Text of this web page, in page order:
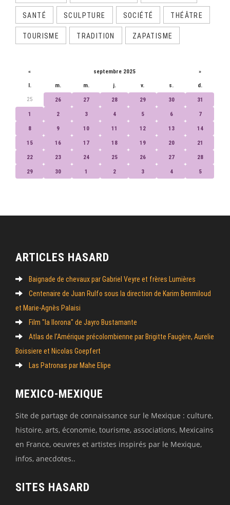
SANTÉ SCULPTURE SOCIÉTÉ THÉÂTRE
TOURISME TRADITION ZAPATISME
« septembre 2025 »
l. m. m. j. v. s. d.
25 26 27 28 29 30 31
1 2 3 4 5 6 7
8 9 10 11 12 13 14
15 16 17 18 19 20 21
22 23 24 25 26 27 28
29 30 1 2 3 4 5
ARTICLES HASARD
Baignade de chevaux par Gabriel Veyre et frères Lumières
Centenaire de Juan Rulfo sous la direction de Karim Benmiloud
et Marie-Agnès Palaisi
Film "la llorona" de Jayro Bustamante
Atlas de l’Amérique précolombienne par Brigitte Faugère, Aurelie
Boissiere et Nicolas Goepfert
Las Patronas par Mahe Elipe
MEXICO-MEXIQUE
Site de partage de connaissance sur le Mexique : culture,
histoire, arts, économie, tourisme, associations, Mexicains
en France, oeuvres et artistes inspirés par le Mexique,
infos, anecdotes..
SITES HASARD